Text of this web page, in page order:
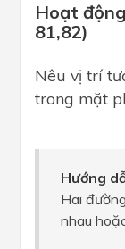
Hoạt
81,82)
Nêu vị trí
trong mặt
Hướng
Hai
nhau